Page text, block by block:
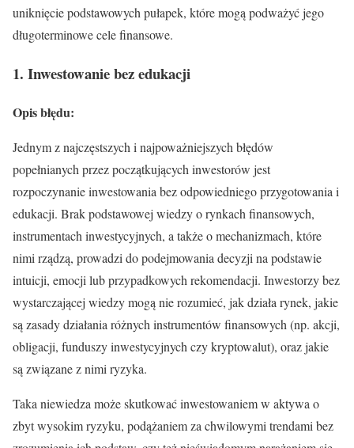
uniknięcie podstawowych pułapek, które mogą podważyć jego
długoterminowe cele finansowe.
1. Inwestowanie bez edukacji
Opis błędu:
Jednym z najczęstszych i najpoważniejszych błędów
popełnianych przez początkujących inwestorów jest
rozpoczynanie inwestowania bez odpowiedniego przygotowania i
edukacji. Brak podstawowej wiedzy o rynkach finansowych,
instrumentach inwestycyjnych, a także o mechanizmach, które
nimi rządzą, prowadzi do podejmowania decyzji na podstawie
intuicji, emocji lub przypadkowych rekomendacji. Inwestorzy bez
wystarczającej wiedzy mogą nie rozumieć, jak działa rynek, jakie
są zasady działania różnych instrumentów finansowych (np. akcji,
obligacji, funduszy inwestycyjnych czy kryptowalut), oraz jakie
są związane z nimi ryzyka.
Taka niewiedza może skutkować inwestowaniem w aktywa o
zbyt wysokim ryzyku, podążaniem za chwilowymi trendami bez